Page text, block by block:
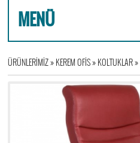
MENÜ
ÜRÜNLERİMİZ»KEREM OFİS»KOLTUKLAR»